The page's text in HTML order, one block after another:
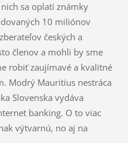
sa oplatí známky
10 miliónov
českých a
členov a mohli by sme
robiť zaujímavé a kvalitné
Modrý Mauritius nestráca
Slovenska vydáva
banking. O to viac
výtvarnú, no aj na